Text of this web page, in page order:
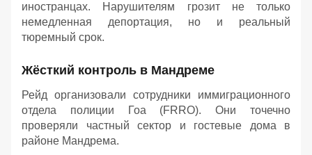
иностранцах. Нарушителям грозит не только
немедленная депортация, но и реальный
тюремный срок.
Жёсткий контроль в Мандреме
Рейд организовали сотрудники иммиграционного
отдела полиции Гоа (FRRO). Они точечно
проверяли частный сектор и гостевые дома в
районе Мандрема.